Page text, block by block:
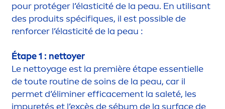
pour protéger l’élasticité de la peau. En utilisant
des produits spécifiques, il est possible de
renforcer l’élasticité de la peau :
Étape 1 : nettoyer
Le nettoyage est la première étape essentielle
de toute routine de soins de la peau, car il
permet d’éliminer efficacement la saleté, les
impuretés et l’excès de sébum de la surface de